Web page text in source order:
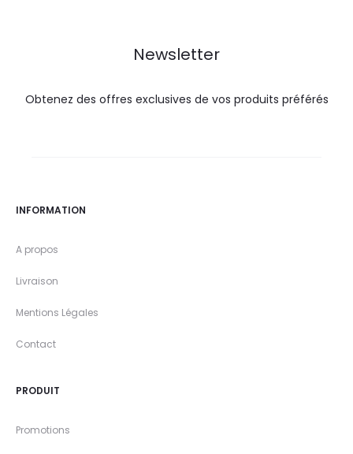
Newsletter
Obtenez des offres exclusives de vos produits préférés
INFORMATION
A propos
Livraison
Mentions Légales
Contact
PRODUIT
Promotions